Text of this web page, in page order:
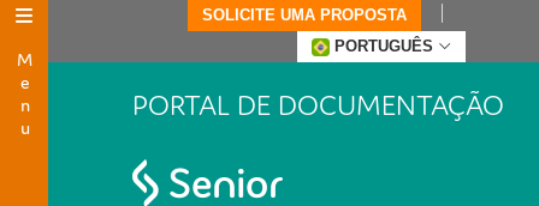
Menu
SOLICITE UMA PROPOSTA
PORTUGUÊS
PORTAL DE DOCUMENTAÇÃO